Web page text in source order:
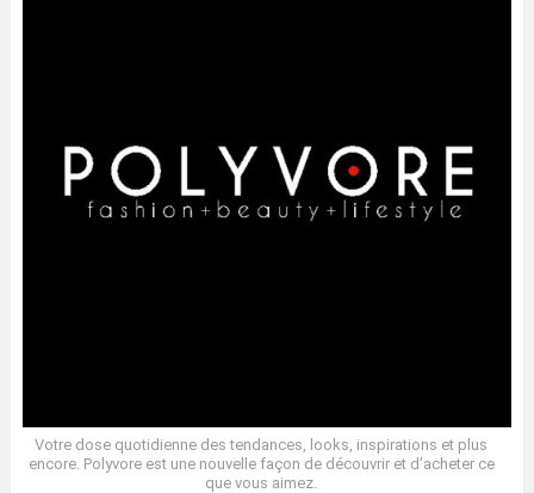
Votre dose quotidienne des tendances, looks, inspirations et plus
encore. Polyvore est une nouvelle façon de découvrir et d’acheter ce
que vous aimez.